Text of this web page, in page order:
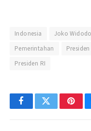
Indonesia Joko Widodo
Pemerintahan
Presiden RI
FacebookTwitter